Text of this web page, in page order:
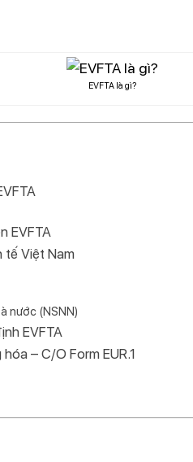
EVFTA là gì?
EVFTA
tế Việt Nam
nước (NSNN)
EVFTA
– C/O Form EUR.1